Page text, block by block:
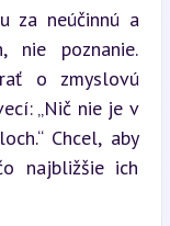
za neúčinnú a
nie poznanie.
o zmyslovú
„Nič nie je v
Chcel, aby
najbližšie ich